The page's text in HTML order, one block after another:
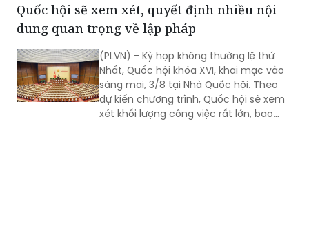
và các vấn đề thuộc thẩm quyền của
QH. Việc các cơ quan của QH và Chính
chuẩn bị cho thấy quyết tâm đưa các
chủ trương của Đảng nhanh chóng đi
vào cuộc sống thông qua những quyết
sách kịp thời của QH.
Quốc hội sẽ xem xét, quyết định nhiều nội
dung quan trọng về lập pháp
(PLVN) - Kỳ họp không thường lệ thứ
Nhất, Quốc hội khóa XVI, khai mạc vào
sáng mai, 3/8 tại Nhà Quốc hội. Theo
dự kiến chương trình, Quốc hội sẽ xem
xét khối lượng công việc rất lớn, bao